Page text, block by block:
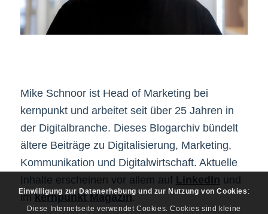
Mike Schnoor ist Head of Marketing bei
kernpunkt und arbeitet seit über 25 Jahren in
der Digitalbranche. Dieses Blogarchiv bündelt
ältere Beiträge zu Digitalisierung, Marketing,
Kommunikation und Digitalwirtschaft. Aktuelle
Inhalte erscheinen vor allem auf LinkedIn und
imkernpunkt Magazin.
Einwilligung zur Datenerhebung und zur Nutzung von Cookies :
Diese Internetseite verwendet Cookies. Cookies sind kleine